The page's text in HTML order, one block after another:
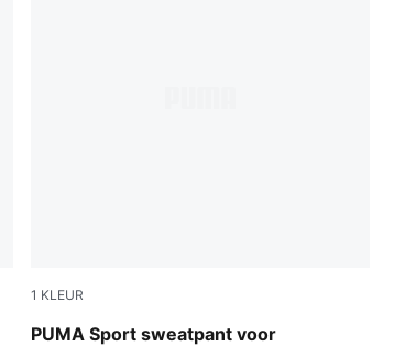
1 KLEUR
PUMA Sport sweatpant voor
Puma Black